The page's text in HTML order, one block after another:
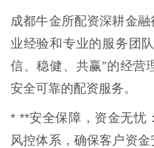
成都牛金所配资深耕金
业经验和专业的服务团
信、稳健、共赢”的经营
安全可靠的配资服务。
* **安全保障，资金无忧
风控体系，确保客户资